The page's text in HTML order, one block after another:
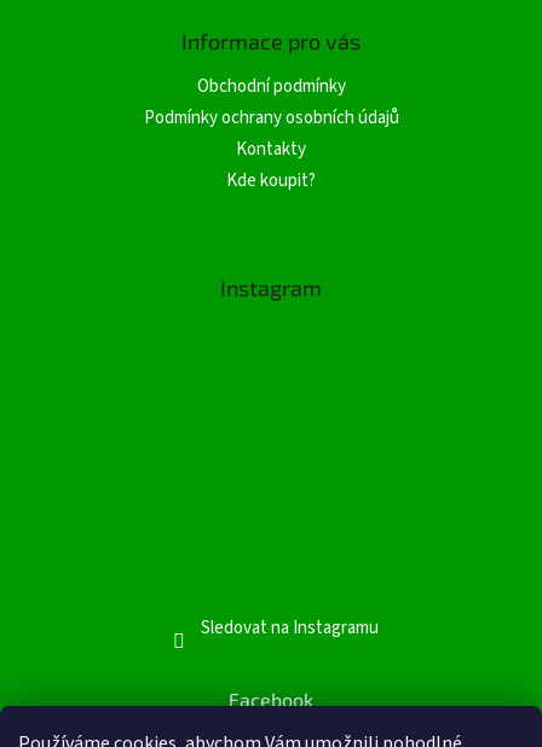
Informace pro vás
Obchodní podmínky
Podmínky ochrany osobních údajů
Kontakty
Kde koupit?
Instagram
Sledovat na Instagramu
Facebook